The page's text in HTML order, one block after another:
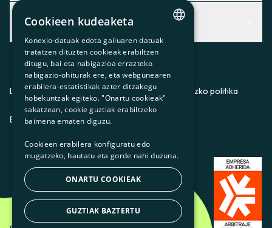
Centro de Ayuda
Aurkitu zerbitzurik egokiena zuretzat
Contacto
Albisteak
Albisteak
Bazkideen txokoa
Prentsa
Gurekin lan egin
Lege-oharraPribatutasun-politikaCookieei buruzko politika
ES CAGLEU
CATALAN
SPANISH
GL
BASQUE
Cookieen kudeaketa
Konexio-datuak edota gailuaren datuak
tratatzen dituzten cookieak erabiltzen
ditugu, bai eta nabigazioa errazteko
nabigazio-ohiturak ere, eta webgunearen
erabilera-estatistikak azter ditzakegu
hobekuntzak egiteko. "Onartu cookieak"
sakatzean, cookie guztiak erabiltzeko
baimena ematen diguzu.
Cookieen erabilera konfiguratu edo
mugatzeko, hautatu eta gorde nahi duzuna.
ONARTU COOKIEAK
GUZTIAK BAZTERTU